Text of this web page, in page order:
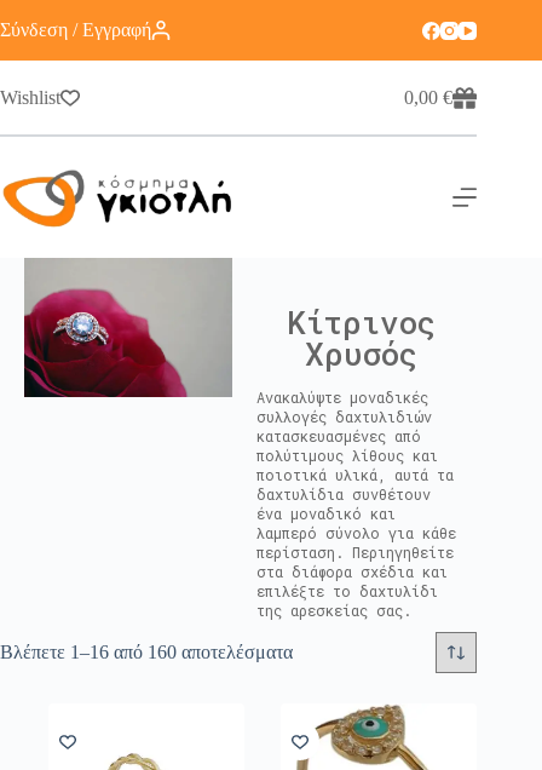
Σύνδεση / Εγγραφή
Wishlist 0,00€
Κίτρινος
Χρυσός
Ανακαλύψτε μοναδικές
συλλογές δαχτυλιδιών
κατασκευασμένες από
πολύτιμους λίθους και
ποιοτικά υλικά, αυτά τα
δαχτυλίδια συνθέτουν
ένα μοναδικό και
λαμπερό σύνολο για κάθε
περίσταση. Περιηγηθείτε
στα διάφορα σχέδια και
επιλέξτε το δαχτυλίδι
της αρεσκείας σας.
Βλέπετε 1–16 από 160 αποτελέσματα